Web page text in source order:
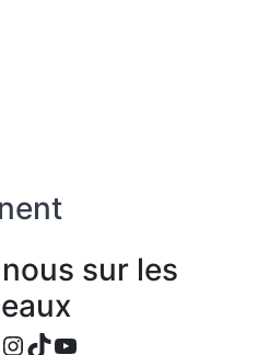
sur les
Instagram
TikTok
YouTube